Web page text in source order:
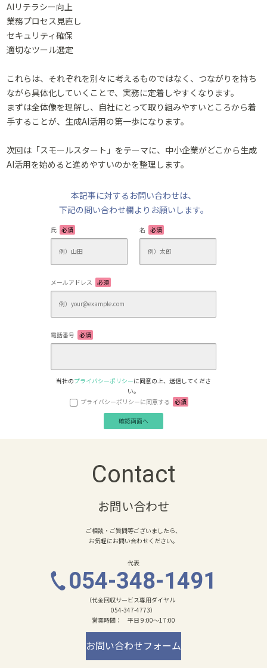
AIリテラシー向上
業務プロセス見直し
セキュリティ確保
適切なツール選定
これらは、それぞれを別々に考えるものではなく、つながりを持ち
ながら具体化していくことで、実務に定着しやすくなります。
まずは全体像を理解し、自社にとって取り組みやすいところから着
手することが、生成AI活用の第一歩になります。
次回は「スモールスタート」をテーマに、中小企業がどこから生成
AI活用を始めると進めやすいのかを整理します。
本記事に対するお問い合わせは、
下記の問い合わせ欄よりお願いします。
氏 必須 名 必須
メールアドレス 必須
電話番号 必須
当社のプライバシーポリシーに同意の上、送信してくださ
い。
プライバシーポリシーに同意する
必須
Contact
お問い合わせ
ご相談・ご質問等ございましたら、
お気軽にお問い合わせください。
代表
054-348-1491
（代金回収サービス専用ダイヤル
054-347-4773）
営業時間： 平日 9:00～17:00
お問い合わせフォーム